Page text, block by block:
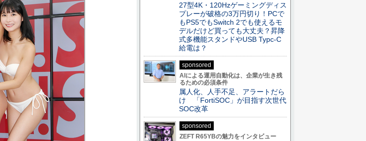
27型4K・120Hzゲーミングディス
プレーが破格の3万円切り！PCで
もPS5でもSwitch 2でも使えるモ
デルだけど買っても大丈夫？昇降
式多機能スタンドやUSB Typc-C
給電は？
sponsored
AIによる運用自動化は、企業が生き残
るための必須条件
属人化、人手不足、アラートだら
け 「FortiSOC」が目指す次世代
SOC改革
sponsored
ZEFT R65YBの魅力をインタビュー